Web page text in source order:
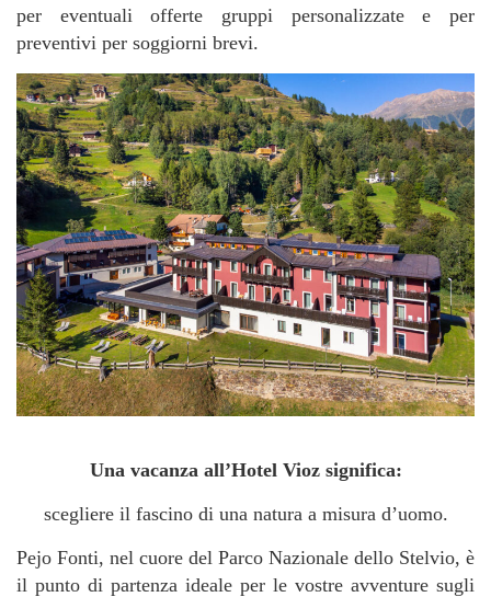
per eventuali offerte gruppi personalizzate e per
preventivi per soggiorni brevi.
Una vacanza all’Hotel Vioz significa:
scegliere il fascino di una natura a misura d’uomo.
Pejo Fonti, nel cuore del Parco Nazionale dello Stelvio, è
il punto di partenza ideale per le vostre avventure sugli